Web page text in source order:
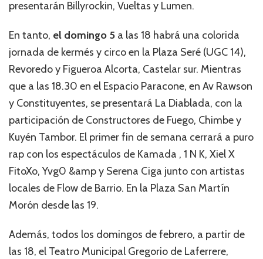
presentarán Billyrockin, Vueltas y Lumen.
En tanto, el domingo 5 a las 18 habrá una colorida
jornada de kermés y circo en la Plaza Seré (UGC 14),
Revoredo y Figueroa Alcorta, Castelar sur. Mientras
que a las 18.30 en el Espacio Paracone, en Av Rawson
y Constituyentes, se presentará La Diablada, con la
participación de Constructores de Fuego, Chimbe y
Kuyén Tambor. El primer fin de semana cerrará a puro
rap con los espectáculos de Kamada , 1 N K, Xiel X
FitoXo, Yvg0 &amp y Serena Ciga junto con artistas
locales de Flow de Barrio. En la Plaza San Martín
Morón desde las 19.
Además, todos los domingos de febrero, a partir de
las 18, el Teatro Municipal Gregorio de Laferrere,